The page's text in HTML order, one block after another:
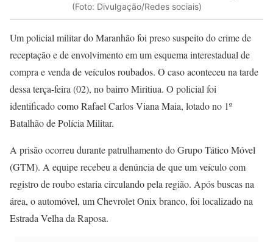
(Foto: Divulgação/Redes sociais)
Um policial militar do Maranhão foi preso suspeito do crime de
receptação e de envolvimento em um esquema interestadual de
compra e venda de veículos roubados. O caso aconteceu na tarde
dessa terça-feira (02), no bairro Miritiua. O policial foi
identificado como Rafael Carlos Viana Maia, lotado no 1º
Batalhão de Polícia Militar.
A prisão ocorreu durante patrulhamento do Grupo Tático Móvel
(GTM). A equipe recebeu a denúncia de que um veículo com
registro de roubo estaria circulando pela região. Após buscas na
área, o automóvel, um Chevrolet Onix branco, foi localizado na
Estrada Velha da Raposa.